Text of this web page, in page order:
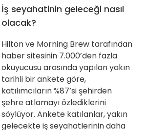
İş seyahatinin geleceği nasıl
olacak?
Hilton ve Morning Brew tarafından
haber sitesinin 7.000’den fazla
okuyucusu arasında yapılan yakın
tarihli bir ankete göre,
katılımcıların %87’si şehirden
şehre atlamayı özlediklerini
söylüyor. Ankete katılanlar, yakın
gelecekte iş seyahatlerinin daha